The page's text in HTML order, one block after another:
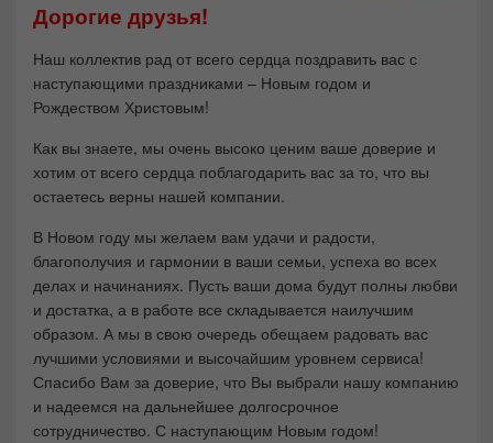
Дорогие друзья!
Наш коллектив рад от всего сердца поздравить вас с
наступающими праздниками – Новым годом и
Рождеством Христовым!
Как вы знаете, мы очень высоко ценим ваше доверие и
хотим от всего сердца поблагодарить вас за то, что вы
остаетесь верны нашей компании.
В Новом году мы желаем вам удачи и радости,
благополучия и гармонии в ваши семьи, успеха во всех
делах и начинаниях. Пусть ваши дома будут полны любви
и достатка, а в работе все складывается наилучшим
образом. А мы в свою очередь обещаем радовать вас
лучшими условиями и высочайшим уровнем сервиса!
Спасибо Вам за доверие, что Вы выбрали нашу компанию
и надеемся на дальнейшее долгосрочное
сотрудничество. С наступающим Новым годом!